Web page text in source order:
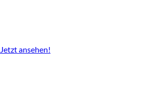
Jetzt ansehen!